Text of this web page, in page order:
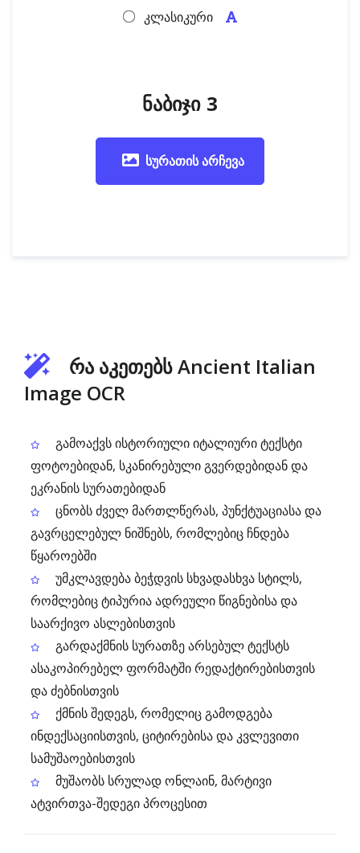
კლასიკური
ნაბიჯი 3
სურათის არჩევა
რა აკეთებს Ancient Italian
Image OCR
გამოაქვს ისტორიული იტალიური ტექსტი
ფოტოებიდან, სკანირებული გვერდებიდან და
ეკრანის სურათებიდან
ცნობს ძველ მართლწერას, პუნქტუაციასა და
გავრცელებულ ნიშნებს, რომლებიც ჩნდება
წყაროებში
უმკლავდება ბეჭდვის სხვადასხვა სტილს,
რომლებიც ტიპურია ადრეული წიგნებისა და
საარქივო ასლებისთვის
გარდაქმნის სურათზე არსებულ ტექსტს
ასაკოპირებელ ფორმატში რედაქტირებისთვის
და ძებნისთვის
ქმნის შედეგს, რომელიც გამოდგება
ინდექსაციისთვის, ციტირებისა და კვლევითი
სამუშაოებისთვის
მუშაობს სრულად ონლაინ, მარტივი
ატვირთვა-შედეგი პროცესით